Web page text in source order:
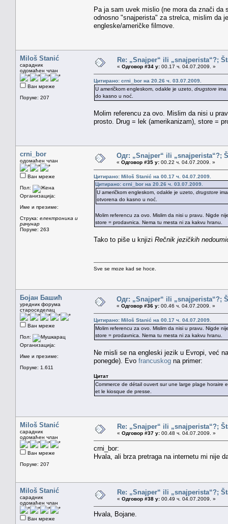
Pa ja sam uvek mislio (ne mora da znači
odnosno "snajperista" za strelca, mislim da
engleske/američke filmove.
Miloš Stanić
сарадник
одомаћен члан
Ван мреже
Поруке: 207
Re: „Snajper“ ili „snajperista“?;
« Одговор #34 у: 00.17 ч. 04.07.2009. »
Цитирано: crni_bor на 20.26 ч. 03.07.2009.
U američkom engleskom, odakle je uzeto, drugstore ima
do kasno u noć.
Molim referencu za ovo. Mislim da nisi u
prosto. Drug = lek (amerikanizam), store =
crni_bor
одомаћен члан
Ван мреже
Пол:
Организација:
Име и презиме:
Струка: електроника и
рачунар
Поруке: 263
Одг: „Snajper“ ili „snajperista“?;
« Одговор #35 у: 00.22 ч. 04.07.2009. »
Цитирано: Miloš Stanić на 00.17 ч. 04.07.2009.
Цитирано: crni_bor на 20.26 ч. 03.07.2009.
U američkom engleskom, odakle je uzeto, drugstore
otvorena do kasno u noć.
Molim referencu za ovo. Mislim da nisi u pravu. Nigde
store = prodavnica. Nema tu mesta ni za kakvu hranu.
Tako to piše u knjizi Rečnik jezičkih
Sve se moze kad se hoce.
Бојан Башић
уредник форума
староседелац
Ван мреже
Пол:
Организација:
Име и презиме:
Поруке: 1.611
Одг: „Snajper“ ili „snajperista“?;
« Одговор #36 у: 00.46 ч. 04.07.2009. »
Цитирано: Miloš Stanić на 00.17 ч. 04.07.2009.
Molim referencu za ovo. Mislim da nisi u pravu. Nigde
store = prodavnica. Nema tu mesta ni za kakvu hranu.
Ne misli se na engleski jezik u Evropi, već
ponegde). Evo francuskog na primer:
Цитат
Commerce de détail ouvert sur une large plage
et le kiosque de presse.
Miloš Stanić
сарадник
одомаћен члан
Ван мреже
Поруке: 207
Re: „Snajper“ ili „snajperista“?;
« Одговор #37 у: 00.48 ч. 04.07.2009. »
crni_bor:
Hvala, ali brza pretraga na internetu mi nije
Miloš Stanić
сарадник
одомаћен члан
Ван мреже
Re: „Snajper“ ili „snajperista“?;
« Одговор #38 у: 00.49 ч. 04.07.2009. »
Hvala, Bojane.